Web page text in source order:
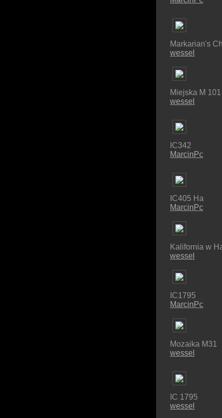
Markarian's
wessel
Miejska M 101
wessel
IC342
MarcinPc
IC405 Ha
MarcinPc
Kalifornia w
wessel
IC1795
MarcinPc
Mozaika M31
wessel
IC 1795
wessel